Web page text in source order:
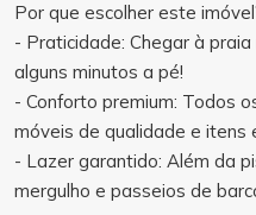
Por que escolher este
- Praticidade: Chegar à
alguns minutos a pé!
- Conforto premium: Todos
móveis de qualidade e itens
- Lazer garantido: Além da
mergulho e passeios de